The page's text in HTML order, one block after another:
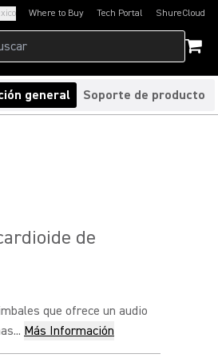
Where to Buy Tech Portal
(Opens in a new tab)ShureCloud
(Opens in a new
general Soporte de producto
de
que ofrece un audio
Más Información